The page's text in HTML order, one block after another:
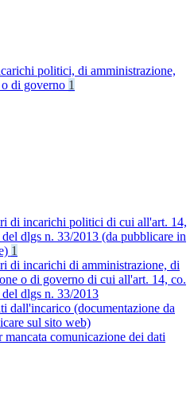
politici, di amministrazione,
di governo 1
di incarichi politici di cui all'art. 14,
dlgs n. 33/2013 (da pubblicare in
1
di incarichi di amministrazione, di
o di governo di cui all'art. 14, co.
del dlgs n. 33/2013
dall'incarico (documentazione da
sul sito web)
mancata comunicazione dei dati